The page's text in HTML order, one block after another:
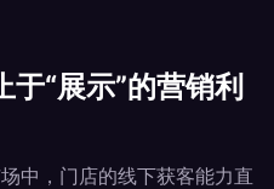
“展示”的营销利
中，门店的线下获客能力直